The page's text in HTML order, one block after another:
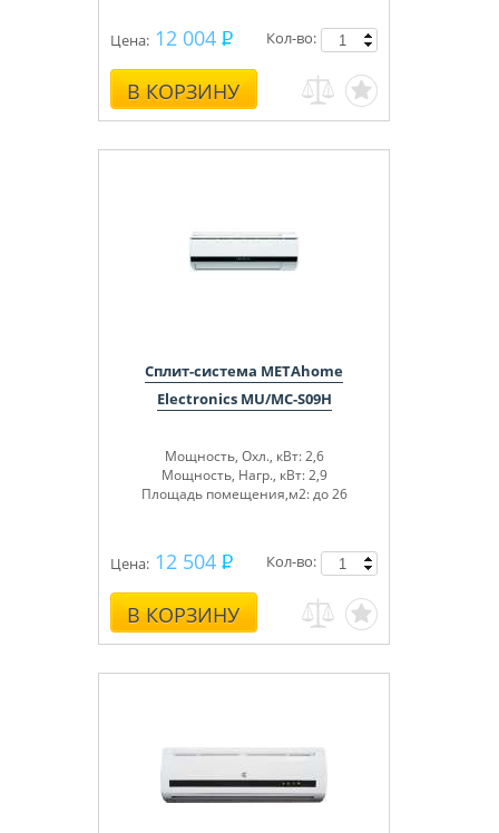
Цена: 12 004
В КОРЗИНУ
Кол-во:
Сплит-система METAhome
Electronics MU/MC-S09H
Мощность, Охл., кВт: 2,6
Мощность, Нагр., кВт: 2,9
Площадь помещения,м2: до 26
Цена: 12 504
В КОРЗИНУ
Кол-во: